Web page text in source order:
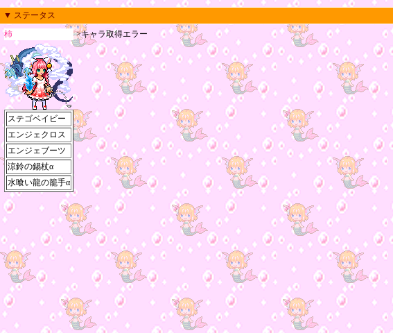
▼ ステータス
柿
ステゴベイビー
エンジェクロス
エンジェブーツ
涼鈴の錫杖α
水喰い龍の籠手α
>キャラ取得エラー